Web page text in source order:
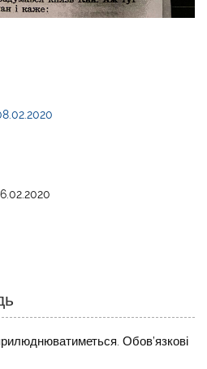
Обов’язкові